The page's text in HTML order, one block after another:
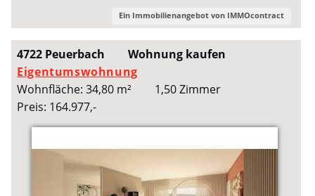
Ein Immobilienangebot von IMMOcontract
4722 Peuerbach
Wohnung kaufen
Eigentumswohnung
Wohnfläche: 34,80 m²
1,50 Zimmer
Preis: 164.977,-